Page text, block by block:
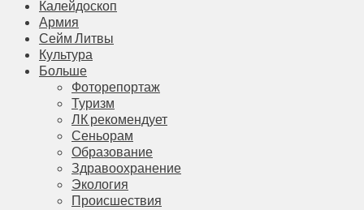
Калейдоскоп
Армия
Сейм Литвы
Культура
Больше
Фоторепортаж
Туризм
ЛК рекомендует
Сеньорам
Образование
Здравоохранение
Экология
Происшествия